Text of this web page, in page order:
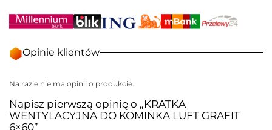
Opinie klientów
Na razie nie ma opinii o produkcie.
Napisz pierwszą opinię o „KRATKA
WENTYLACYJNA DO KOMINKA LUFT GRAFIT
6×60”